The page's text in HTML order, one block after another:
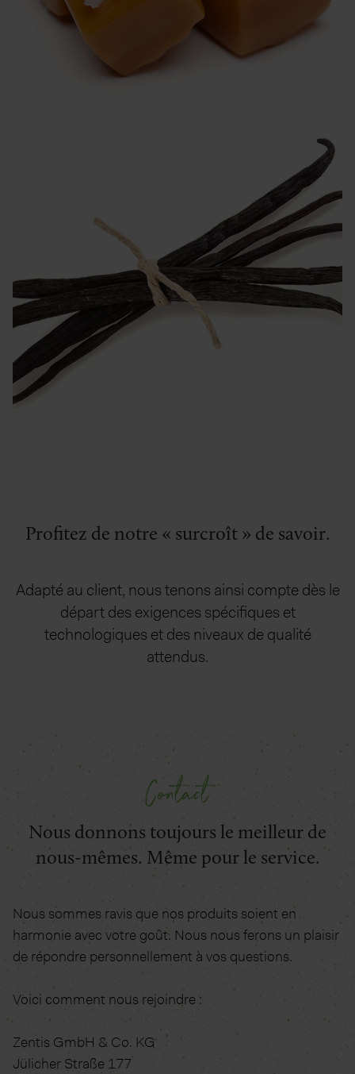
Profitez de notre « surcroît » de savoir.
Adapté au client, nous tenons ainsi compte dès le
départ des exigences spécifiques et
technologiques et des niveaux de qualité
attendus.
Contact
Nous donnons toujours le meilleur de
nous-mêmes. Même pour le service.
Nous sommes ravis que nos produits soient en
harmonie avec votre goût. Nous nous ferons un plaisir
de répondre personnellement à vos questions.
Voici comment nous rejoindre :
Zentis GmbH & Co. KG
Jülicher Straße 177